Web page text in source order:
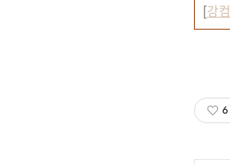
[강컴
6